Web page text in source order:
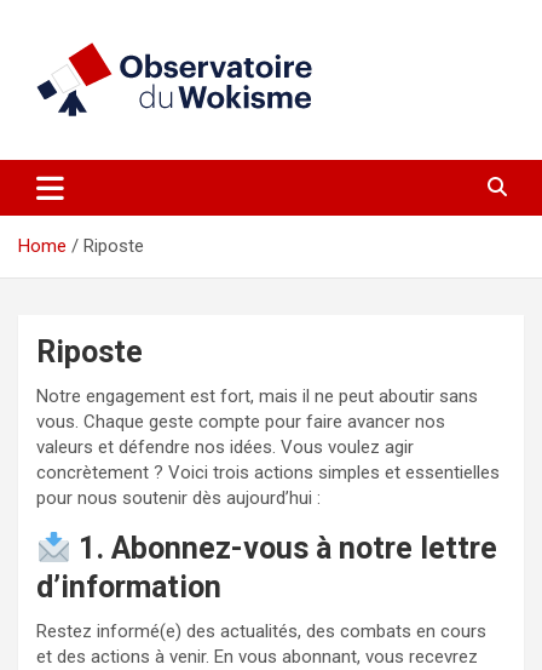
Observatoire du Wokisme
Home Riposte
Riposte
Notre engagement est fort, mais il ne peut aboutir sans
vous. Chaque geste compte pour faire avancer nos
valeurs et défendre nos idées. Vous voulez agir
concrètement ? Voici trois actions simples et essentielles
pour nous soutenir dès aujourd’hui :
1. Abonnez-vous à notre lettre
d’information
Restez informé(e) des actualités, des combats en cours
et des actions à venir. En vous abonnant, vous recevrez